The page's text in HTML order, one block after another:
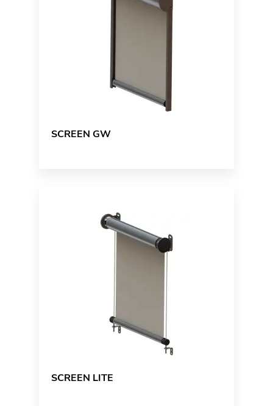
SCREEN GW
SCREEN LITE